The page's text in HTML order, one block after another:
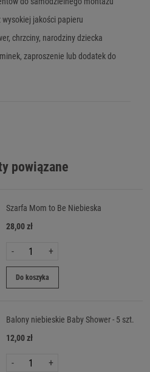
jakości papieru
chrzciny, narodziny dziecka
zaproszenie lub dodatek do
powiązane
Szarfa Mom to Be Niebieska
28,00 zł
- +
Do koszyka
Balony niebieskie Baby Shower - 5 szt.
12,00 zł
- +